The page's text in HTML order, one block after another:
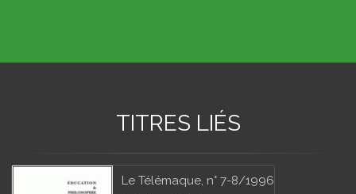
TITRES LIÉS
Le Télémaque, n° 7-8/1996